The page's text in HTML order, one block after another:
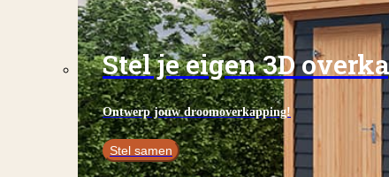
Stel je eigen 3D
Ontwerp jouw droomoverkapping!
Stel samen